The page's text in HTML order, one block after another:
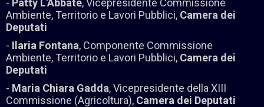
- Patty L'Abbate, Vicepresidente Commissione
Ambiente, Territorio e Lavori Pubblici, Camera dei
Deputati
- Ilaria Fontana, Componente Commissione
Ambiente, Territorio e Lavori Pubblici, Camera dei
Deputati
- Maria Chiara Gadda, Vicepresidente della XIII
Commissione (Agricoltura), Camera dei Deputati